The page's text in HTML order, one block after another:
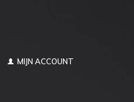
MIJN ACCOUNT